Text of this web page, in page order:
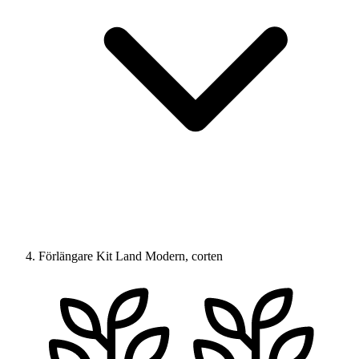
Förlängare Kit Land Modern, corten